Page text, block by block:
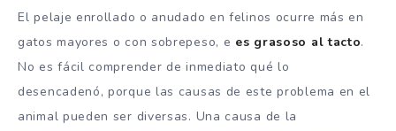
El pelaje enrollado o anudado en felinos ocurre más en
gatos mayores o con sobrepeso, e es grasoso al tacto.
No es fácil comprender de inmediato qué lo
desencadenó, porque las causas de este problema en el
animal pueden ser diversas. Una causa de la